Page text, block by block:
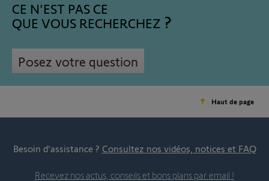
CE N'EST PAS CE
QUE VOUS RECHERCHEZ
Posez votre question
Haut de page
Besoin d’assistance ? Consultez nos vidéos, notices et FAQ
Recevez nos actus, conseils et bons plans par email !